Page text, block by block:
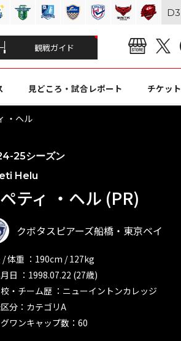
観戦ガイド
見どころ・試合レポート チケット
・ヘル
25シーズン
Helu
ティ ・ヘル (PR)
クボタスピアーズ船橋・東京ベイ
/ 体重 ：190cm / 127kg
日 ：1998.07.22 (27歳)
・チーム歴 ：ニューイントンカレッジ
分：カテゴリA
ワンキャップ数：60
D3